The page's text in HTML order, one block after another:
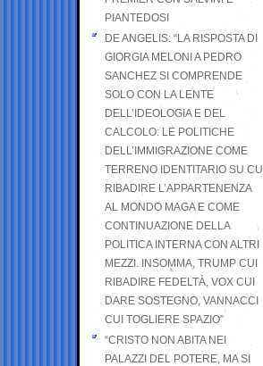
PIANTEDOSI
DE ANGELIS: “LA RISPOSTA DI
GIORGIA MELONI A PEDRO
SANCHEZ SI COMPRENDE
SOLO CON LA LENTE
DELL’IDEOLOGIA E DEL
CALCOLO: LE POLITICHE
DELL’IMMIGRAZIONE COME
TERRENO IDENTITARIO SU CUI
RIBADIRE L’APPARTENENZA
AL MONDO MAGA E COME
CONTINUAZIONE DELLA
POLITICA INTERNA CON ALTRI
MEZZI. INSOMMA, TRUMP CUI
RIBADIRE FEDELTÀ, VOX CUI
DARE SOSTEGNO, VANNACCI
CUI TOGLIERE SPAZIO”
“CRISTO NON ABITA NEI
PALAZZI DEL POTERE, MA SI